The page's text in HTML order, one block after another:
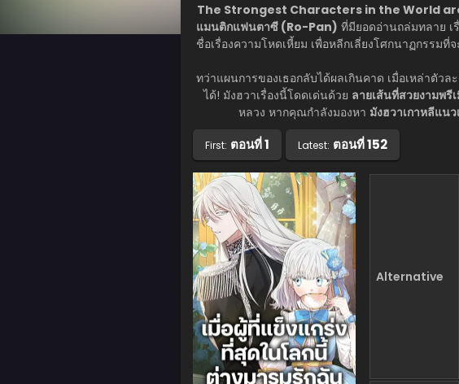
The Strongest Characters in the World are
แมนติกแฟนตาซี (Ro-Pan) ที่มียอดอ่านถล่มทลาย เ
ชื่อเรื่องความโหดเหี้ยม เพื่อหลีกเลี่ยงโศกนาฏกรรม
ทว่าแผนการของเธอกลับได้ผลเกินคาด เมื่อเหล่าตัว
ได้! มังฮวาเรื่องนี้โดดเด่นด้วย ลายเส้นที่สวยงามพรี
หลวง หากคุณกำลังมองหา มังฮวาเกาหลีแนว
First: ตอนที่ 1 Latest: ตอนที่ 152
Alternative